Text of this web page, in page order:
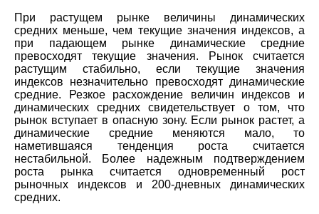
При растущем рынке величины динамических
средних меньше, чем текущие значения индексов, а
при падающем рынке динамические средние
превосходят текущие значения. Рынок считается
растущим стабильно, если текущие значения
индексов незначительно превосходят динамические
средние. Резкое расхождение величин индексов и
динамических средних свидетельствует о том, что
рынок вступает в опасную зону. Если рынок растет, а
динамические средние меняются мало, то
наметившаяся тенденция роста считается
нестабильной. Более надежным подтверждением
роста рынка считается одновременный рост
рыночных индексов и 200-дневных динамических
средних.